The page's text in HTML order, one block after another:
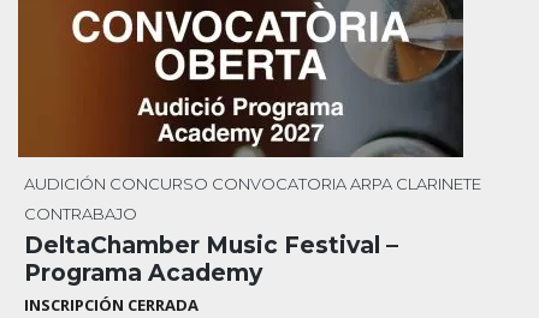
AUDICIÓN CONCURSO CONVOCATORIAARPA CLARINETE
CONTRABAJO
DeltaChamber Music Festival –
Programa Academy
INSCRIPCIÓN CERRADA